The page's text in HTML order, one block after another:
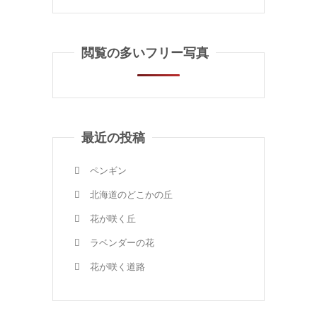
閲覧の多いフリー写真
最近の投稿
ペンギン
北海道のどこかの丘
花が咲く丘
ラベンダーの花
花が咲く道路